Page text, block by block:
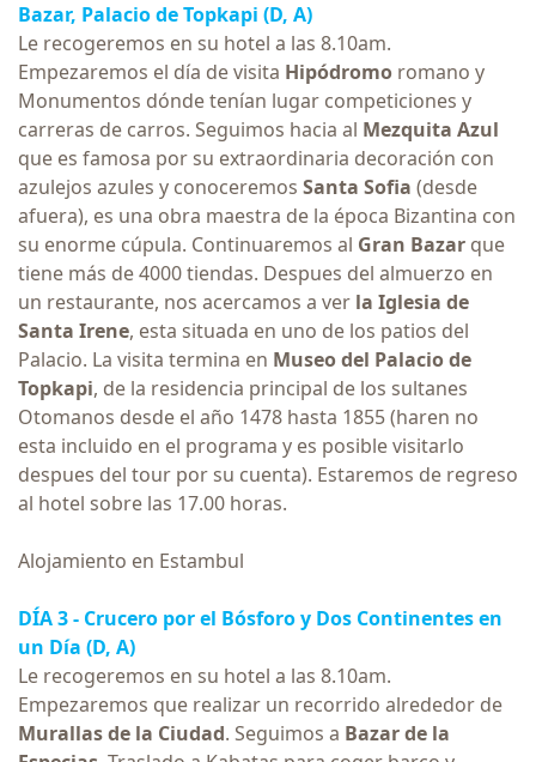
Bazar, Palacio de Topkapi (D, A)
Le recogeremos en su hotel a las 8.10am.
Empezaremos el día de visita Hipódromo romano y
Monumentos dónde tenían lugar competiciones y
carreras de carros. Seguimos hacia al Mezquita Azul
que es famosa por su extraordinaria decoración con
azulejos azules y conoceremos Santa Sofia (desde
afuera), es una obra maestra de la época Bizantina con
su enorme cúpula. Continuaremos al Gran Bazar que
tiene más de 4000 tiendas. Despues del almuerzo en
un restaurante, nos acercamos a ver la Iglesia de
Santa Irene, esta situada en uno de los patios del
Palacio. La visita termina en Museo del Palacio de
Topkapi, de la residencia principal de los sultanes
Otomanos desde el año 1478 hasta 1855 (haren no
esta incluido en el programa y es posible visitarlo
despues del tour por su cuenta). Estaremos de regreso
al hotel sobre las 17.00 horas.
Alojamiento en Estambul
DÍA 3 - Crucero por el Bósforoy Dos Continentes en
un Día (D, A)
Le recogeremos en su hotel a las 8.10am.
Empezaremos que realizar un recorrido alrededor de
Murallas de la Ciudad. Seguimos a Bazar de la